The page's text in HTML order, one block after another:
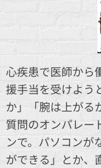
心疾患で医師から
援手当を受けよう
か」「腕は上がる
質問のオンパレー
ンで。パソコンが
ができる」とか、